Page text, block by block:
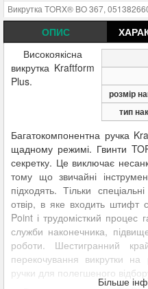
Викрутка TORX® BO 367,
Викрутка TORX® BO 367,
Викрутка TORX® BO 367,
Викрутка TORX® BO 367,
Викрутка TORX® BO 367,
Викрутка TORX® BO 367,
Викрутка TORX® BO 367,
Викрутка TORX® BO 367,
Викрутка TORX® BO 367,
Викрутка TORX® BO 367,
ОПИС
розмір
тип
Високоякісна
викрутка Kraftform
Plus.
Багатокомпонентна ручка
щадному режимі. Гвинти
секретку. Це виключає
тому що звичайні
підходять. Тільки
отвір, в яке входить штифт
Point і трудомісткий процес
служби наконечника,
роботи. Шестигранний
перекочування викрутки
ручки для полегшеного
Більше